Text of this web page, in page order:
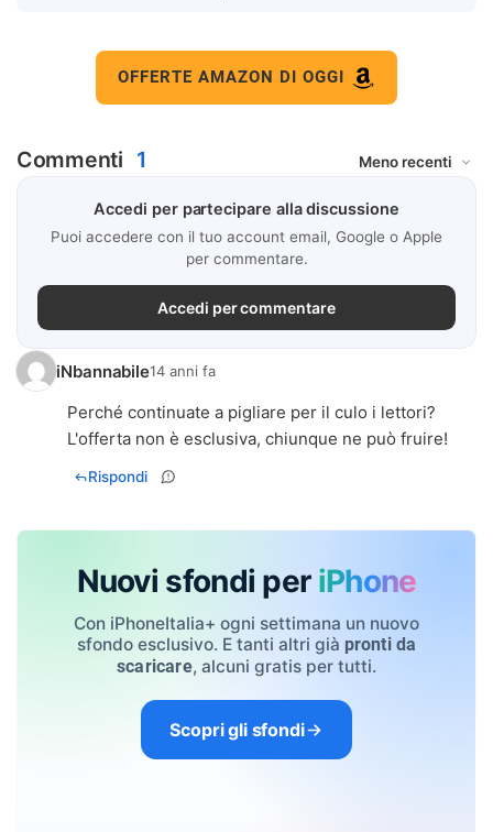
OFFERTE AMAZON DI OGGI
Commenti 1
Accedi per partecipare alla discussione
Puoi accedere con il tuo account email, Google o Apple
per commentare.
Accedi per commentare
iNbannabile14 anni fa
Perché continuate a pigliare per il culo i lettori?
L'offerta non è esclusiva, chiunque ne può fruire!
Rispondi
Nuovi sfondi per iPhone
Con iPhoneItalia+ ogni settimana un nuovo
sfondo esclusivo. E tanti altri già pronti da
scaricare, alcuni gratis per tutti.
Scopri gli sfondi